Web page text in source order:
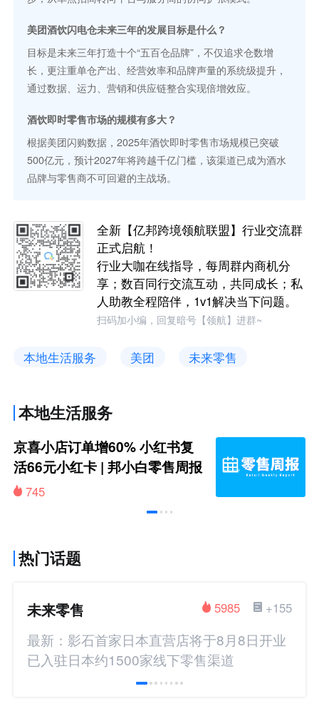
美团酒饮闪电仓未来三年的发展目标是什么？
目标是未来三年打造十个“五百仓品牌”，不仅追求仓数增
长，更注重单仓产出、经营效率和品牌声量的系统级提升，
通过数据、运力、营销和供应链整合实现倍增效应。
酒饮即时零售市场的规模有多大？
根据美团闪购数据，2025年酒饮即时零售市场规模已突破
500亿元，预计2027年将跨越千亿门槛，该渠道已成为酒水
品牌与零售商不可回避的主战场。
全新【亿邦跨境领航联盟】行业交流群
正式启航！
行业大咖在线指导，每周群内商机分
享；数百同行交流互动，共同成长；私
人助教全程陪伴，1v1解决当下问题。
扫码加小编，回复暗号【领航】进群~
本地生活服务 美团 未来零售
本地生活服务
京喜小店订单增60% 小红书复
活66元小红卡 | 邦小白零售周报
745
热门话题
未来零售 +155
5985
最新：影石首家日本直营店将于8月8日开业
已入驻日本约1500家线下零售渠道